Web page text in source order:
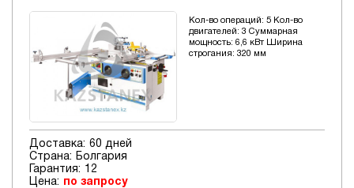
Кол-во операций: 5 Кол-во
двигателей: 3 Суммарная
мощность: 6,6 кВт Ширина
строгания: 320 мм
Доставка: 60 дней
Страна:
Болгария
Гарантия: 12
Цена: по запросу